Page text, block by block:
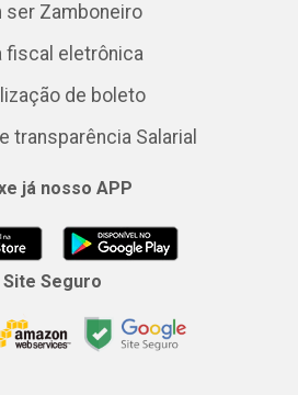
ser Zamboneiro
fiscal eletrônica
de boleto
transparência Salarial
já nosso APP
Site Seguro